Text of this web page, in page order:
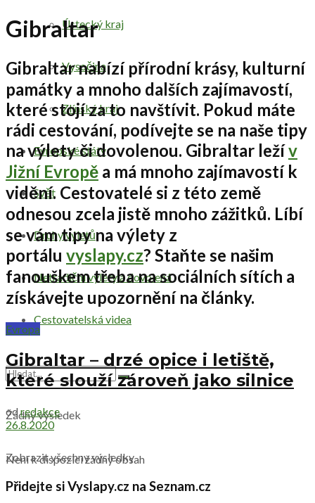
Ústecký kraj
Vysočina
Zlínský kraj
Evropské státy
Svět
Druhy výletů
Netradiční výlety a dovolená
Cestovatelská videa
Žádný výsledek
Zobrazit všechny výsledky
Gibraltar
Gibraltarnabízí přírodní krásy, kulturní
památky a mnoho dalších zajímavostí,
které stojí za to navštívit. Pokud máte
rádi cestování, podívejte se na naše tipy
na výlety či dovolenou. Gibraltar ležív
Jižní Evropě a má mnoho zajímavostí k
vidění. Cestovatelé si z této země
odnesou zcela jistě mnoho zážitků. Líbí
se vám tipy na výlety z
portálu vyslapy.cz? Staňte se našim
fanouškem třeba na sociálních sítích a
získávejte upozornění na články.
Evropa
Gibraltar – drzé opice i letiště,
které slouží zároveň jako silnice
od redakce
26.8.2020
Není k dispozici žádný obsah
Přidejte si Vyslapy.cz na Seznam.cz